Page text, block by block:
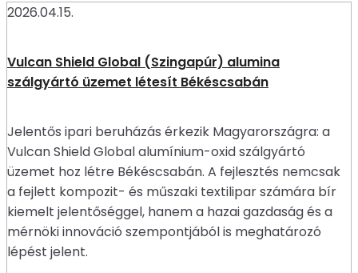
2026.04.15.
Vulcan Shield Global (Szingapúr) alumina
szálgyártó üzemet létesít Békéscsabán
Jelentős ipari beruházás érkezik Magyarországra: a
Vulcan Shield Global alumínium-oxid szálgyártó
üzemet hoz létre Békéscsabán. A fejlesztés nemcsak
a fejlett kompozit- és műszaki textilipar számára bír
kiemelt jelentőséggel, hanem a hazai gazdaság és a
mérnöki innováció szempontjából is meghatározó
lépést jelent.